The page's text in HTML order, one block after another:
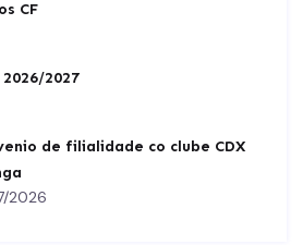
CF
2027
de filialidade co clube CDX
2026